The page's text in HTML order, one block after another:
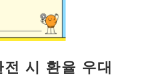
시 환율 우대